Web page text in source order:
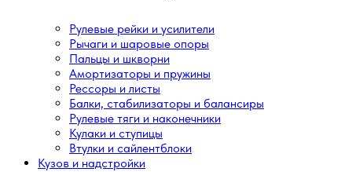
Рулевые рейки и усилители
Рычаги и шаровые опоры
Пальцы и шкворни
Амортизаторы и пружины
Рессоры и листы
Балки, стабилизаторы и балансиры
Рулевые тяги и наконечники
Кулаки и ступицы
Втулки и сайлентблоки
Кузов и надстройки